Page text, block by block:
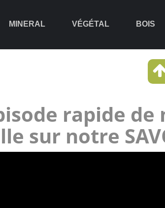
MINERAL VÉGÉTAL BOIS
rapide
sur notre